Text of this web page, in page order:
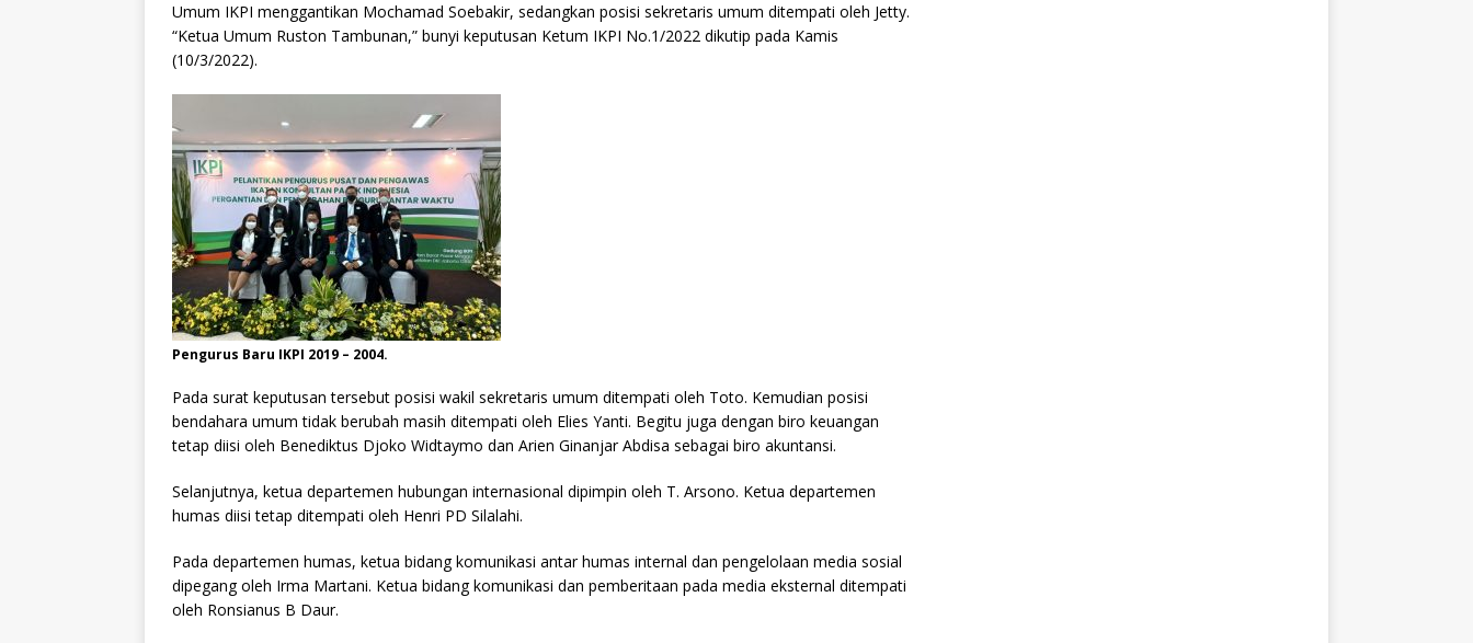
Umum IKPI menggantikan Mochamad Soebakir, sedangkan posisi sekretaris umum ditempati oleh Jetty.
“Ketua Umum Ruston Tambunan,” bunyi keputusan Ketum IKPI No.1/2022 dikutip pada Kamis
(10/3/2022).
Pengurus Baru IKPI 2019 – 2004.
Pada surat keputusan tersebut posisi wakil sekretaris umum ditempati oleh Toto. Kemudian posisi
bendahara umum tidak berubah masih ditempati oleh Elies Yanti. Begitu juga dengan biro keuangan
tetap diisi oleh Benediktus Djoko Widtaymo dan Arien Ginanjar Abdisa sebagai biro akuntansi.
Selanjutnya, ketua departemen hubungan internasional dipimpin oleh T. Arsono. Ketua departemen
humas diisi tetap ditempati oleh Henri PD Silalahi.
Pada departemen humas, ketua bidang komunikasi antar humas internal dan pengelolaan media sosial
dipegang oleh Irma Martani. Ketua bidang komunikasi dan pemberitaan pada media eksternal ditempati
oleh Ronsianus B Daur.